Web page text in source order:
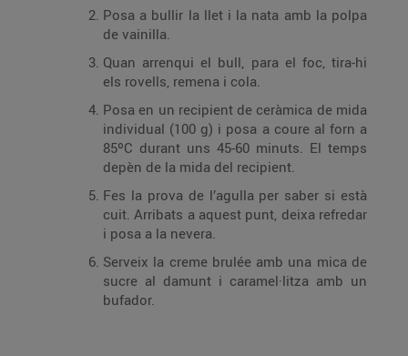
Posa a bullir la llet i la nata amb la polpa
de vainilla.
Quan arrenqui el bull, para el foc, tira-hi
els rovells, remena i cola.
Posa en un recipient de ceràmica de mida
individual (100 g) i posa a coure al forn a
85ºC durant uns 45-60 minuts. El temps
depèn de la mida del recipient.
Fes la prova de l’agulla per saber si està
cuit. Arribats a aquest punt, deixa refredar
i posa a la nevera.
Serveix la creme brulée amb una mica de
sucre al damunt i caramel·litza amb un
bufador.